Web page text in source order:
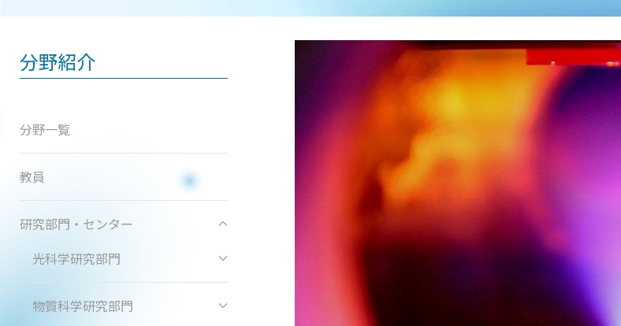
分野紹介
分野一覧
教員
研究部門・センター
光科学研究部門
物質科学研究部門